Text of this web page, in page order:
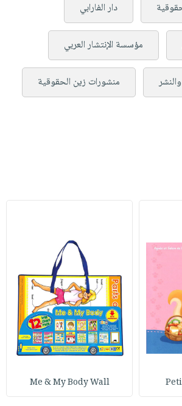
دار الفارابي
مؤسسة الإنتشار العربي
منشورات زين الحقوقية
Me & My Body Wall